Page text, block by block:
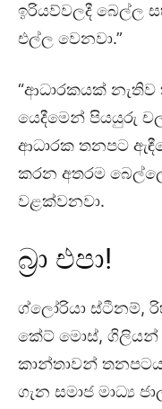
ඉරියව්වලදී බෙල්ල
එල්ල වෙනවා.”
“ආධාරකයක් නැතිව
යෙදීමෙන් පියයුරු
ආධාරක තනපට
කරන අතරම
වළක්වනවා.
බ්‍රා එපා!
ග්ලෝරියා ස්ටීනම්,
කේට් මොස්, ගිලියන්
කාන්තාවන් තනපටය
ගැන සමාජ මාධ්‍ය